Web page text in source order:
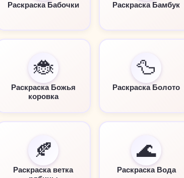
Раскраска Бабочки Раскраска Бамбук
🐞
Раскраска Божья
коровка
🦆
Раскраска Болото
🍂
Раскраска ветка
🌊
Раскраска Вода